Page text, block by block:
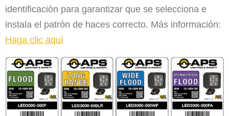
identificación para garantizar que se selecciona e
instala el patrón de haces correcto. Más información:
Haga clic aquí